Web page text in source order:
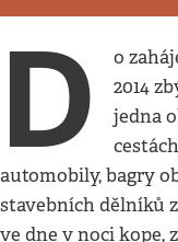
D
o
2014
jedna
automobily, bagry
stavebních dělníků
ve dne v noci kope,